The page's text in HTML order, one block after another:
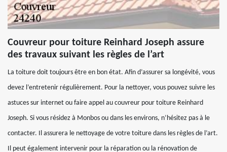
Couvreur pour toiture Reinhard Joseph assure
des travaux suivant les règles de l’art
La toiture doit toujours être en bon état. Afin d’assurer sa longévité, vous
devez l’entretenir régulièrement. Pour la nettoyer, vous pouvez suivre les
astuces sur internet ou faire appel au couvreur pour toiture Reinhard
Joseph. Si vous résidez à Monbos ou dans les environs, n’hésitez pas à le
contacter. Il assurera le nettoyage de votre toiture dans les règles de l’art.
Il peut également intervenir pour la réparation ou la rénovation de